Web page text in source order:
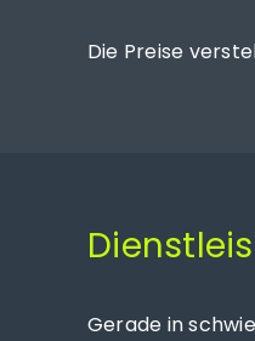
Die Preise
Gerade in